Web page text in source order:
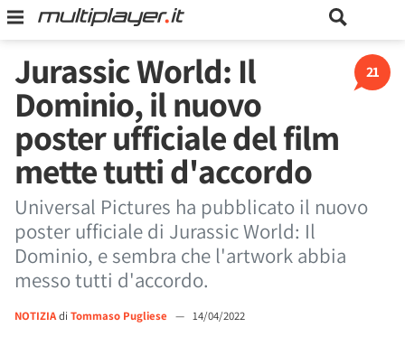
21
Jurassic World: Il
Dominio, il nuovo
poster ufficiale del film
mette tutti d'accordo
Universal Pictures ha pubblicato il nuovo
poster ufficiale di Jurassic World: Il
Dominio, e sembra che l'artwork abbia
messo tutti d'accordo.
NOTIZIAdi Tommaso Pugliese — 14/04/2022